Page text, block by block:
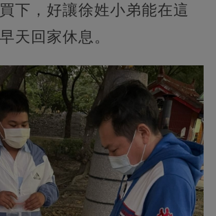
下，好讓徐姓小弟能在這
天回家休息。